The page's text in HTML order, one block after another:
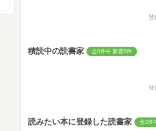
登
積読中の読書家 全0件中 新着0件
登
読みたい本に登録した読書家 全2件